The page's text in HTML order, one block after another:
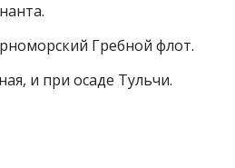
Гребной флот.
и при осаде Тульчи.